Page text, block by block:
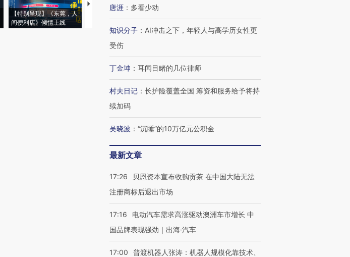
【特别呈现】《东莞，人
间便利店》倾情上线
【推广】走进第四届链博
会，让数智科技“链”接产
唐涯 ： 多看少动
知识分子 ： AI冲击之下，年轻人与高学历女性更
受伤
丁金坤 ： 耳闻目睹的几位律师
村夫日记 ： 长护险覆盖全国 筹资和服务给予将持
续加码
吴晓波 ： “沉睡”的10万亿元公积金
最新文章
17:26
贝恩资本宣布收购贡茶 在中国大陆无法
注册商标后退出市场
17:16
电动汽车需求高涨驱动澳洲车市增长 中
国品牌表现强劲｜出海·汽车
17:00
普渡机器人张涛：机器人规模化靠技术、